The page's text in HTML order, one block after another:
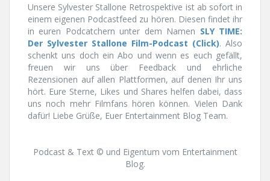
Unsere Sylvester Stallone Retrospektive ist ab sofort in
einem eigenen Podcastfeed zu hören. Diesen findet ihr
in euren Podcatchern unter dem Namen SLY TIME:
Der Sylvester Stallone Film-Podcast (Click). Also
schenkt uns doch ein Abo und wenn es euch gefällt,
freuen wir uns über Feedback und ehrliche
Rezensionen auf allen Plattformen, auf denen Ihr uns
hört. Eure Sterne, Likes und Shares helfen dabei, dass
uns noch mehr Filmfans hören können. Vielen Dank
dafür! Liebe Grüße, Euer Entertainment Blog Team.
Podcast & Text © und Eigentum vom Entertainment
Blog.